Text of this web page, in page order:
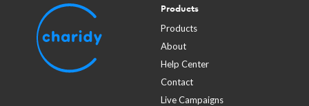
Products
Products
About
Help Center
Contact
Live Campaigns